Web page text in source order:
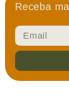
Receba